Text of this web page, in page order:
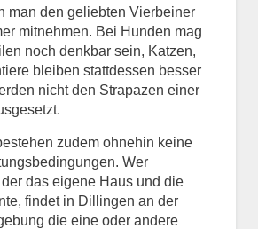
man den geliebten Vierbeiner
mitnehmen. Bei Hunden mag
noch denkbar sein, Katzen,
bleiben stattdessen besser
nicht den Strapazen einer
zudem ohnehin keine
Wer
das eigene Haus und die
findet in Dillingen an der
die eine oder andere